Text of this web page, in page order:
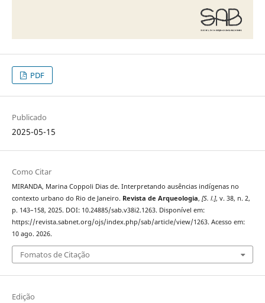
PDF
Publicado
2025-05-15
Como Citar
MIRANDA, Marina Coppoli Dias de. Interpretando ausências indígenas no
contexto urbano do Rio de Janeiro. Revista de Arqueologia, [S. l.], v. 38, n. 2,
p. 143–158, 2025. DOI: 10.24885/sab.v38i2.1263. Disponível em:
https://revista.sabnet.org/ojs/index.php/sab/article/view/1263. Acesso em:
10 ago. 2026.
Fomatos de Citação
Edição